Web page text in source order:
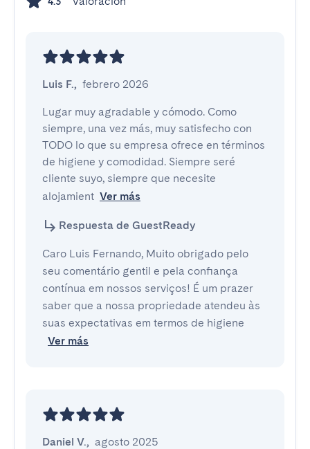
Luis F., febrero 2026
Lugar muy agradable y cómodo. Como
siempre, una vez más, muy satisfecho con
TODO lo que su empresa ofrece en términos
de higiene y comodidad. Siempre seré
cliente suyo, siempre que necesite
alojamient Ver más
Respuesta de GuestReady
Caro Luis Fernando, Muito obrigado pelo
seu comentário gentil e pela confiança
contínua em nossos serviços! É um prazer
saber que a nossa propriedade atendeu às
suas expectativas em termos de higiene
Ver más
Daniel V., agosto 2025